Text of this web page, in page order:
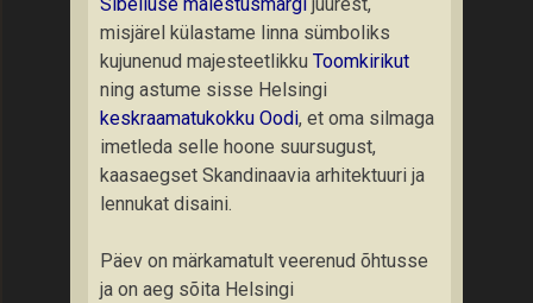
misjärel külastame linna sümboliks
kujunenud majesteetlikku Toomkirikut
ning astume sisse Helsingi
keskraamatukokku Oodi, et oma silmaga
imetleda selle hoone suursugust,
kaasaegset Skandinaavia arhitektuuri ja
lennukat disaini.
Päev on märkamatult veerenud õhtusse
ja on aeg sõita Helsingi